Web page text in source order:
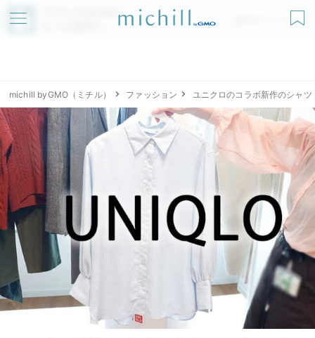
アプリでmichillが
無料ダウンロード
michill byGMO（ミチル） ファッション ユニクロのコラボ新作のシャツ